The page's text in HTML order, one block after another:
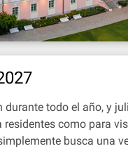
todo el año, y
como para
busca una